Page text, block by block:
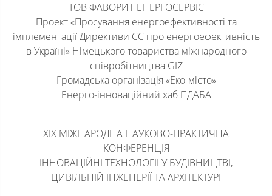
ТОВ ФАВОРИТ-ЕНЕРГОСЕРВІС
Проект «Просування енергоефективності та
імплементації Директиви ЄС про енергоефективність
в Україні» Німецького товариства міжнародного
співробітництва GIZ
Громадська організація «Еко-місто»
Енерго-інноваційний хаб ПДАБА
XIX МІЖНАРОДНА НАУКОВО-ПРАКТИЧНА
КОНФЕРЕНЦІЯ
ІННОВАЦІЙНІ ТЕХНОЛОГІЇ У БУДІВНИЦТВІ,
ЦИВІЛЬНІЙ ІНЖЕНЕРІЇ ТА АРХІТЕКТУРІ